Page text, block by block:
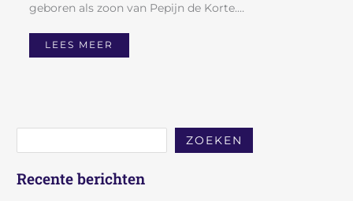
geboren als zoon van Pepijn de Korte.…
LEES MEER
ZOEKEN
Recente berichten